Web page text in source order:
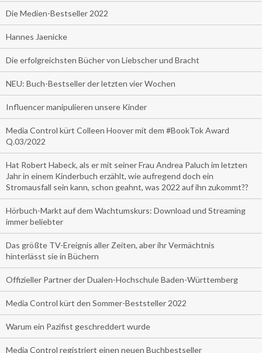
Die Medien-Bestseller 2022
Hannes Jaenicke
Die erfolgreichsten Bücher von Liebscher und Bracht
NEU: Buch-Bestseller der letzten vier Wochen
Influencer manipulieren unsere Kinder
Media Control kürt Colleen Hoover mit dem #BookTok Award
Q.03/2022
Hat Robert Habeck, als er mit seiner Frau Andrea Paluch im letzten
Jahr in einem Kinderbuch erzählt, wie aufregend doch ein
Stromausfall sein kann, schon geahnt, was 2022 auf ihn zukommt??
Hörbuch-Markt auf dem Wachtumskurs: Download und Streaming
immer beliebter
Das größte TV-Ereignis aller Zeiten, aber ihr Vermächtnis
hinterlässt sie in Büchern
Offizieller Partner der Dualen-Hochschule Baden-Württemberg
Media Control kürt den Sommer-Beststeller 2022
Warum ein Pazifist geschreddert wurde
Media Control registriert einen neuen Buchbestseller